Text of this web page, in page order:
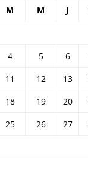
M M J
4 5 6
11 12 13
18 19 20
25 26 27